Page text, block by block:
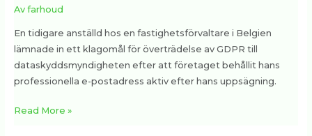
Av farhoud
En tidigare anställd hos en fastighetsförvaltare i Belgien
lämnade in ett klagomål för överträdelse av GDPR till
dataskyddsmyndigheten efter att företaget behållit hans
professionella e-postadress aktiv efter hans uppsägning.
Read More »